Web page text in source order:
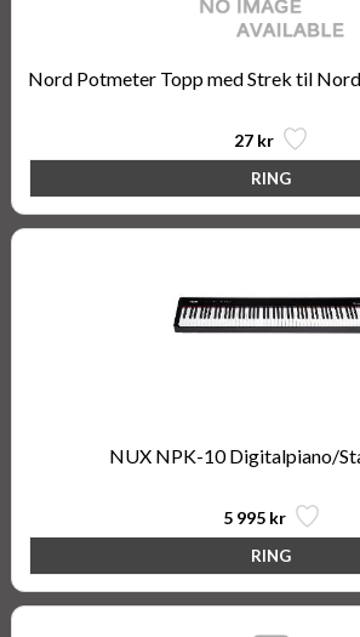
Nord Potmeter Topp med Strek til
27 kr
NUX NPK-10 Digitalpiano/
5 995 kr